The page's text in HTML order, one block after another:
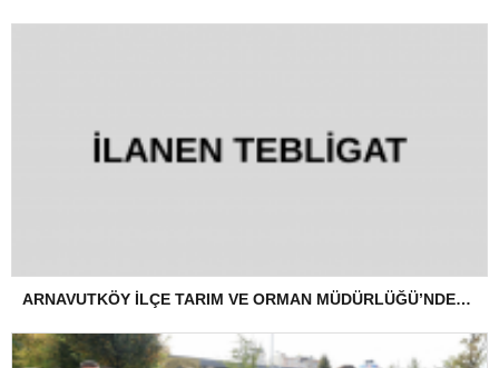
ARNAVUTKÖY İLÇE TARIM VE ORMAN MÜDÜRLÜĞÜ’NDEN İLANEN TEBLİGAT